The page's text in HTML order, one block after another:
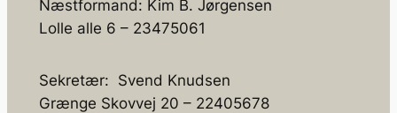
Næstformand: Kim B. Jørgensen
Lolle alle 6 – 23475061
Sekretær: Svend Knudsen
Grænge Skovvej 20 – 22405678